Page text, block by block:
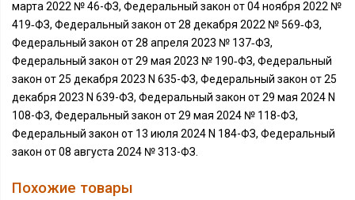
марта 2022 № 46-ФЗ, Федеральный закон от 04 ноября 2022 №
419‑ФЗ, Федеральный закон от 28 декабря 2022 № 569‑ФЗ,
Федеральный закон от 28 апреля 2023 № 137‑ФЗ,
Федеральный закон от 29 мая 2023 № 190‑ФЗ, Федеральный
закон от 25 декабря 2023 N 635-ФЗ, Федеральный закон от 25
декабря 2023 N 639-ФЗ, Федеральный закон от 29 мая 2024 N
108-ФЗ, Федеральный закон от 29 мая 2024 № 118-ФЗ,
Федеральный закон от 13 июля 2024 N 184-ФЗ, Федеральный
закон от 08 августа 2024 № 313-ФЗ.
Похожие товары